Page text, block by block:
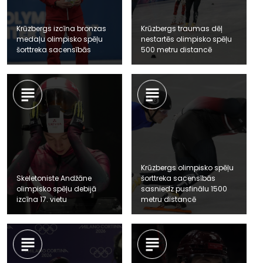
Krūzbergs izcīna bronzas
medaļu olimpisko spēļu
šorttreka sacensībās
Krūzbergs traumas dēļ
nestartēs olimpisko spēļu
500 metru distancē
Skeletoniste Andžāne
olimpisko spēļu debijā
izcīna 17. vietu
Krūzbergs olimpisko spēļu
šorttreka sacensībās
sasniedz pusfinālu 1500
metru distancē